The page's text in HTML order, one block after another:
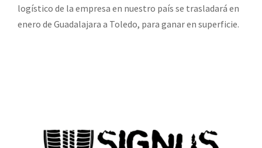
logístico de la empresa en nuestro país se trasladará en
enero de Guadalajara a Toledo, para ganar en superficie.